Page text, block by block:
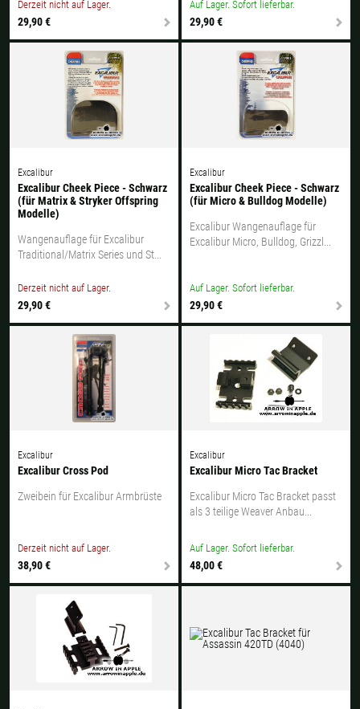
Derzeit nicht auf Lager.
29,90 €
Auf Lager. Sofort lieferbar.
29,90 €
Excalibur
Excalibur Cheek Piece - Schwarz
(für Matrix & Stryker Offspring
Modelle)
Wangenauflage für Excalibur
Traditional/Matrix Series und St...
Derzeit nicht auf Lager.
29,90 €
Excalibur
Excalibur Cheek Piece - Schwarz
(für Micro & Bulldog Modelle)
Excalibur Wangenauflage für
Excalibur Micro, Bulldog, Grizzl...
Auf Lager. Sofort lieferbar.
29,90 €
Excalibur
Excalibur Cross Pod
Zweibein für Excalibur Armbrüste
Derzeit nicht auf Lager.
38,90 €
Excalibur
Excalibur Micro Tac Bracket
Excalibur Micro Tac Bracket passt
als 3 teilige Weaver Anbau...
Auf Lager. Sofort lieferbar.
48,00 €